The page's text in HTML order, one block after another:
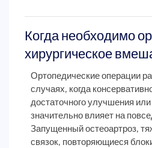
Когда необходимо
хирургическое
Ортопедические операции
случаях, когда
достаточного улучшения или
значительно влияет на
Запущенный остеоартроз,
связок, повторяющиеся